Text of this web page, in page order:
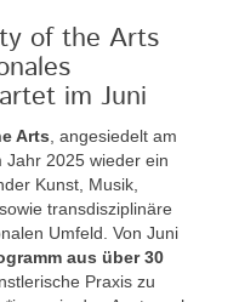
of the Arts
im Juni
Arts , angesiedelt am
Jahr 2025 wieder ein
Kunst, Musik,
transdisziplinäre
Umfeld. Von Juni
aus über 30
Praxis zu